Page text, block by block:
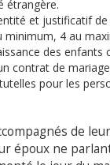
étrangère.
et justificatif
minimum, 4 au
des enfants
contrat de
pour les
de
époux ne